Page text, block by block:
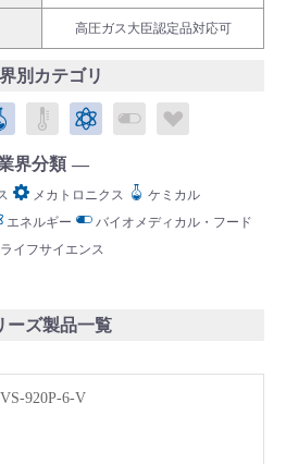
English
高圧ガス大臣認定品対応可
別カテゴリ
ニクス
トロニクス
ケミカルパブリックラボラトリ
エネルギーバイオメディカ
界分類
メカトロニクス
ケミカル
エネルギー
バイオメディカル・フード
ライフサイエンス
ーズ製品一覧
920P-6-V